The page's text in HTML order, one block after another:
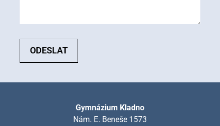
ODESLAT
Gymnázium Kladno
Nám. E. Beneše 1573